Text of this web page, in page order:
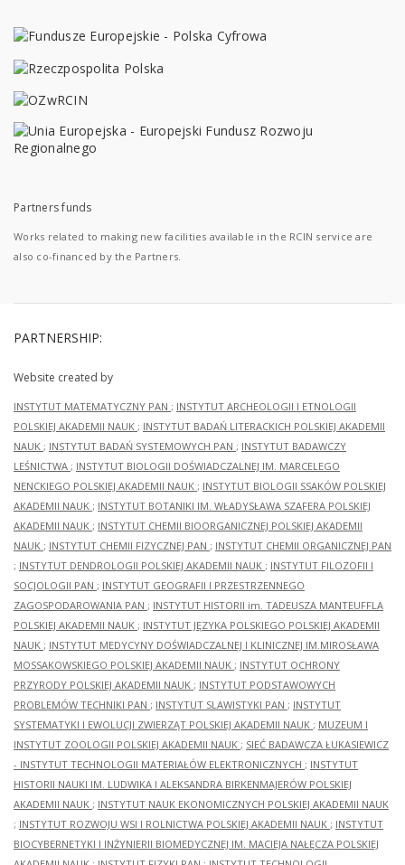
Partners funds
Works related to making new facilities available in the RCIN service are
also co-financed by the Partners.
PARTNERSHIP:
Website created by
INSTYTUT MATEMATYCZNY PAN ; INSTYTUT ARCHEOLOGII I ETNOLOGII
POLSKIEJ AKADEMII NAUK ; INSTYTUT BADAŃ LITERACKICH POLSKIEJ AKADEMII
NAUK ; INSTYTUT BADAŃ SYSTEMOWYCH PAN ; INSTYTUT BADAWCZY
LEŚNICTWA ; INSTYTUT BIOLOGII DOŚWIADCZALNEJ IM. MARCELEGO
NENCKIEGO POLSKIEJ AKADEMII NAUK ; INSTYTUT BIOLOGII SSAKÓW POLSKIEJ
AKADEMII NAUK ; INSTYTUT BOTANIKI IM. WŁADYSŁAWA SZAFERA POLSKIEJ
AKADEMII NAUK ; INSTYTUT CHEMII BIOORGANICZNEJ POLSKIEJ AKADEMII
NAUK ; INSTYTUT CHEMII FIZYCZNEJ PAN ; INSTYTUT CHEMII ORGANICZNEJ PAN
; INSTYTUT DENDROLOGII POLSKIEJ AKADEMII NAUK ; INSTYTUT FILOZOFII I
SOCJOLOGII PAN ; INSTYTUT GEOGRAFII I PRZESTRZENNEGO
ZAGOSPODAROWANIA PAN ; INSTYTUT HISTORII im. TADEUSZA MANTEUFFLA
POLSKIEJ AKADEMII NAUK ; INSTYTUT JĘZYKA POLSKIEGO POLSKIEJ AKADEMII
NAUK ; INSTYTUT MEDYCYNY DOŚWIADCZALNEJ I KLINICZNEJ IM.MIROSŁAWA
MOSSAKOWSKIEGO POLSKIEJ AKADEMII NAUK ; INSTYTUT OCHRONY
PRZYRODY POLSKIEJ AKADEMII NAUK ; INSTYTUT PODSTAWOWYCH
PROBLEMÓW TECHNIKI PAN ; INSTYTUT SLAWISTYKI PAN ; INSTYTUT
SYSTEMATYKI I EWOLUCJI ZWIERZĄT POLSKIEJ AKADEMII NAUK ; MUZEUM I
INSTYTUT ZOOLOGII POLSKIEJ AKADEMII NAUK ; SIEĆ BADAWCZA ŁUKASIEWICZ
- INSTYTUT TECHNOLOGII MATERIAŁÓW ELEKTRONICZNYCH ; INSTYTUT
HISTORII NAUKI IM. LUDWIKA I ALEKSANDRA BIRKENMAJERÓW POLSKIEJ
AKADEMII NAUK ; INSTYTUT NAUK EKONOMICZNYCH POLSKIEJ AKADEMII NAUK
; INSTYTUT ROZWOJU WSI I ROLNICTWA POLSKIEJ AKADEMII NAUK ; INSTYTUT
BIOCYBERNETYKI I INŻYNIERII BIOMEDYCZNEJ IM. MACIEJA NAŁĘCZA POLSKIEJ